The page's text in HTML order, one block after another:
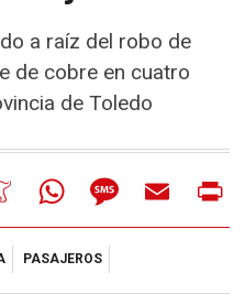
a raíz del robo de
de cobre en cuatro
de Toledo
MeneameWhatsAppMessageEmail
PASAJEROS